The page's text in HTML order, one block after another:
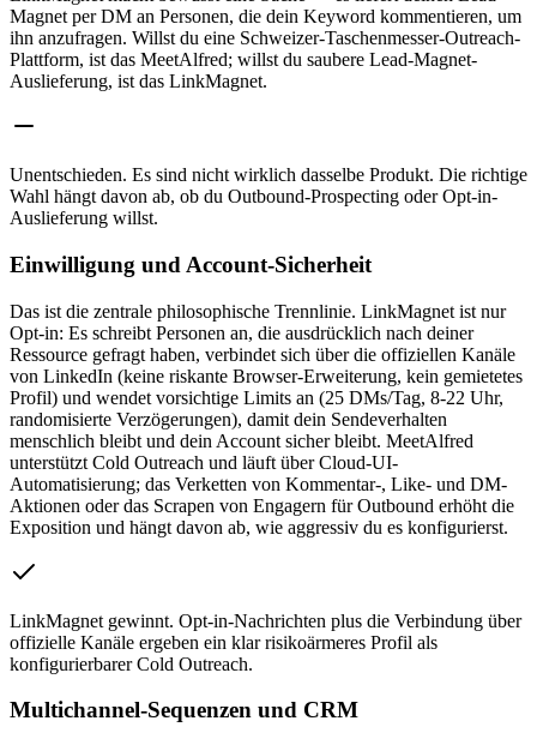
Magnet per DM an Personen, die dein Keyword kommentieren, um
ihn anzufragen. Willst du eine Schweizer-Taschenmesser-Outreach-
Plattform, ist das MeetAlfred; willst du saubere Lead-Magnet-
Auslieferung, ist das LinkMagnet.
Unentschieden. Es sind nicht wirklich dasselbe Produkt. Die richtige
Wahl hängt davon ab, ob du Outbound-Prospecting oder Opt-in-
Auslieferung willst.
Einwilligung und Account-Sicherheit
Das ist die zentrale philosophische Trennlinie. LinkMagnet ist nur
Opt-in: Es schreibt Personen an, die ausdrücklich nach deiner
Ressource gefragt haben, verbindet sich über die offiziellen Kanäle
von LinkedIn (keine riskante Browser-Erweiterung, kein gemietetes
Profil) und wendet vorsichtige Limits an (25 DMs/Tag, 8-22 Uhr,
randomisierte Verzögerungen), damit dein Sendeverhalten
menschlich bleibt und dein Account sicher bleibt. MeetAlfred
unterstützt Cold Outreach und läuft über Cloud-UI-
Automatisierung; das Verketten von Kommentar-, Like- und DM-
Aktionen oder das Scrapen von Engagern für Outbound erhöht die
Exposition und hängt davon ab, wie aggressiv du es konfigurierst.
LinkMagnet gewinnt. Opt-in-Nachrichten plus die Verbindung über
offizielle Kanäle ergeben ein klar risikoärmeres Profil als
konfigurierbarer Cold Outreach.
Multichannel-Sequenzen und CRM